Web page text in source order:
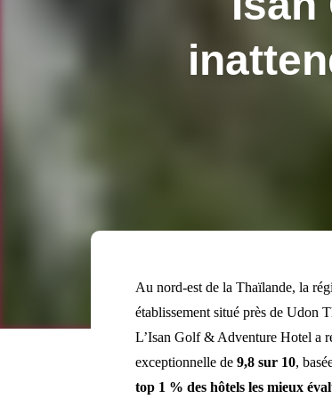
Au nord-est de la Thaïlande, la
établissement situé près de Udon
L’Isan Golf & Adventure Hotel a
exceptionnelle de 9,8 sur 10,
top 1 % des hôtels les mieux